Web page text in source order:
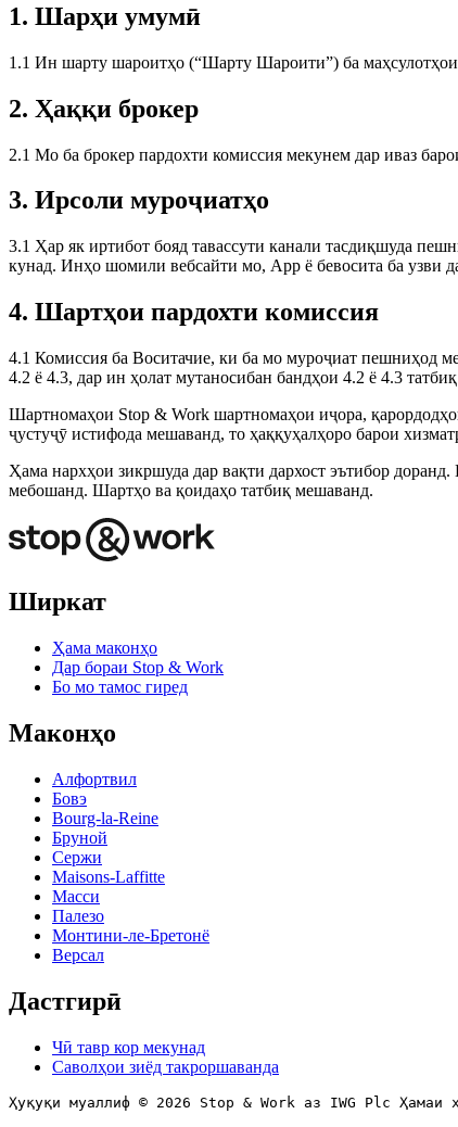
1. Шарҳи умумӣ
1.1 Ин шарту шароитҳо (“Шарту Шароити”) ба
2. Ҳаққи брокер
2.1 Мо ба брокер пардохти комиссия мекунем дар иваз
3. Ирсоли муроҷиатҳо
3.1 Ҳар як иртибот бояд тавассути канали тасдиқшуда
кунад. Инҳо шомили вебсайти мо, App ё бевосита ба узви
4. Шартҳои пардохти комиссия
4.1 Комиссия ба Воситачие, ки ба мо муроҷиат пешниҳод
4.2 ё 4.3, дар ин ҳолат мутаносибан бандҳои 4.2 ё 4.3
Шартномаҳои Stop & Work шартномаҳои иҷора,
ҷустуҷӯ истифода мешаванд, то ҳаққуҳалҳоро барои
Ҳама нархҳои зикршуда дар вақти дархост эътибор
мебошанд. Шартҳо ва қоидаҳо татбиқ мешаванд.
Ширкат
Ҳама маконҳо
Дар бораи Stop & Work
Бо мо тамос гиред
Маконҳо
Алфортвил
Бовэ
Bourg-la-Reine
Бруной
Сержи
Maisons-Laffitte
Масси
Палезо
Монтини-ле-Бретонё
Версал
Дастгирӣ
Чӣ тавр кор мекунад
Саволҳои зиёд такроршаванда
Ҳуқуқи муаллиф © 2026 Stop & Work аз IWG Plc Ҳамаи